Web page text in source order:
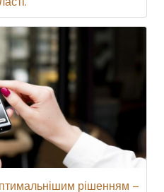
рішенням –